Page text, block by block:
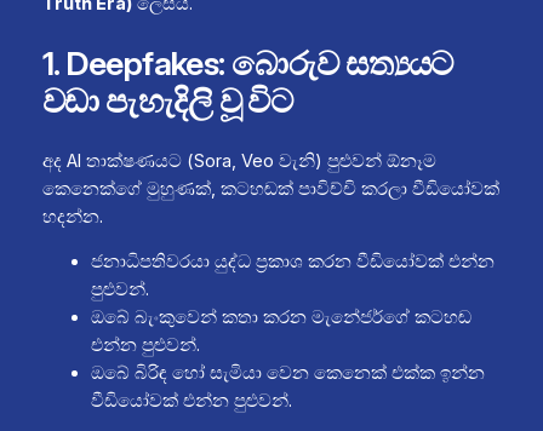
1. Deepfakes: බොරුව සත්‍යයට
වඩා පැහැදිලි වූ විට
අද AI තාක්ෂණයට (Sora, Veo වැනි) පුළුවන් ඕනෑම
කෙනෙක්ගේ මුහුණක්, කටහඬක් පාවිච්චි කරලා වීඩියෝවක්
හදන්න.
ජනාධිපතිවරයා යුද්ධ ප්‍රකාශ කරන වීඩියෝවක් එන්න
පුළුවන්.
ඔබේ බැංකුවෙන් කතා කරන මැනේජර්ගේ කටහඬ
එන්න පුළුවන්.
ඔබේ බිරිඳ හෝ සැමියා වෙන කෙනෙක් එක්ක ඉන්න
වීඩියෝවක් එන්න පුළුවන්.